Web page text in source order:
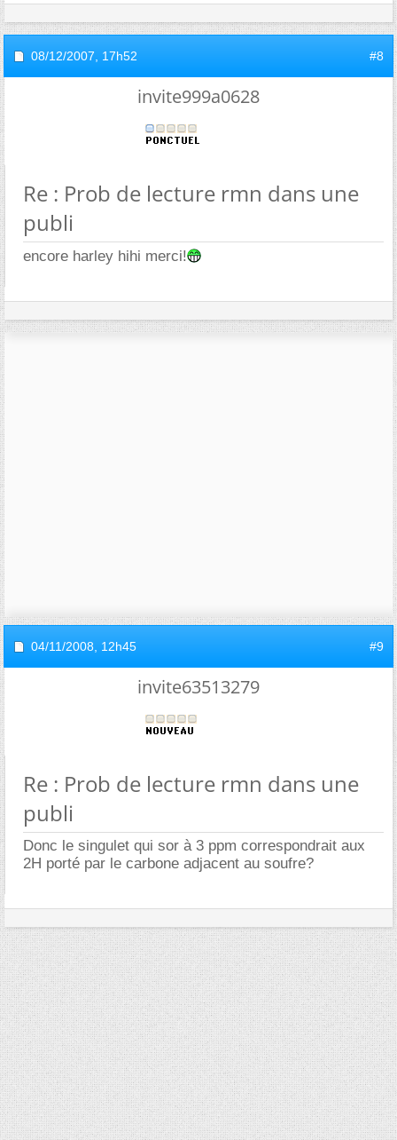
08/12/2007, 17h52 #8
invite999a0628
Re : Prob de lecture rmn dans une
publi
encore harley hihi merci!
04/11/2008, 12h45 #9
invite63513279
Re : Prob de lecture rmn dans une
publi
Donc le singulet qui sor à 3 ppm correspondrait aux
2H porté par le carbone adjacent au soufre?